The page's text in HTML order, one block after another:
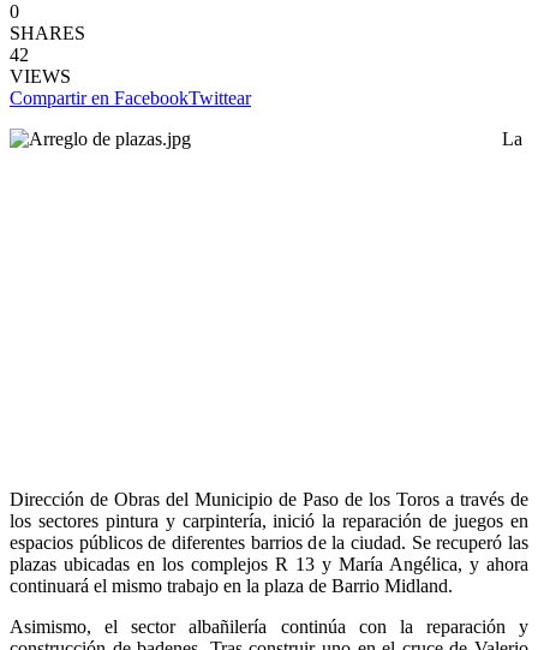
0
SHARES
42
VIEWS
Compartir en FacebookTwittear
La
Dirección de Obras del Municipio de Paso de los Toros a través de
los sectores pintura y carpintería, inició la reparación de juegos en
espacios públicos de diferentes barrios de la ciudad. Se recuperó las
plazas ubicadas en los complejos R 13 y María Angélica, y ahora
continuará el mismo trabajo en la plaza de Barrio Midland.
Asimismo, el sector albañilería continúa con la reparación y